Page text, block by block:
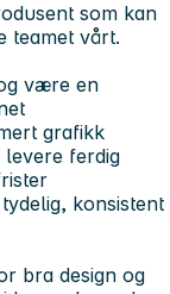
som kan
teamet vårt.
være en
grafikk
levere ferdig
konsistent
bra design og